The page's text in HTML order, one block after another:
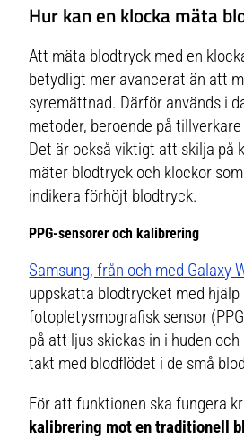
Hur kan en klocka mäta
Att mäta blodtryck med en
betydligt mer avancerat än att
syremättnad. Därför används i
metoder, beroende på
Det är också viktigt att skilja på
mäter blodtryck och klockor
indikera förhöjt blodtryck.
PPG-sensorer och kalibrering
Samsung, från och med Galaxy
uppskatta blodtrycket med hjälp
fotopletysmografisk sensor
på att ljus skickas in i huden
takt med blodflödet i de små
För att funktionen ska fungera
kalibrering mot en traditionell